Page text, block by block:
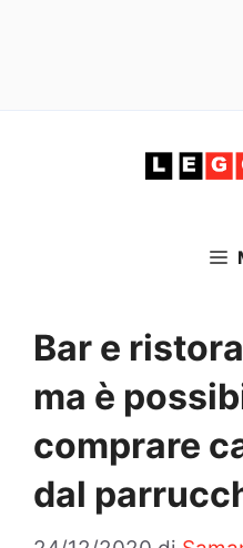
Bar e
ma è
comprare
dal